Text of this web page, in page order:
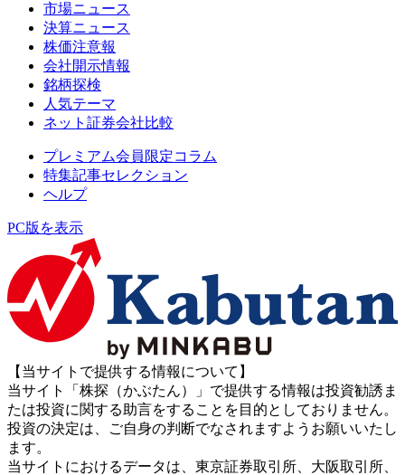
市場ニュース
決算ニュース
株価注意報
会社開示情報
銘柄探検
人気テーマ
ネット証券会社比較
プレミアム会員限定コラム
特集記事セレクション
ヘルプ
PC版を表示
【当サイトで提供する情報について】
当サイト「株探（かぶたん）」で提供する情報は投資勧誘ま
たは投資に関する助言をすることを目的としておりません。
投資の決定は、ご自身の判断でなされますようお願いいたし
ます。
当サイトにおけるデータは、東京証券取引所、大阪取引所、